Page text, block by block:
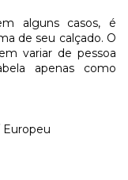
alguns casos, é
de seu calçado. O
variar de pessoa
apenas como
Europeu